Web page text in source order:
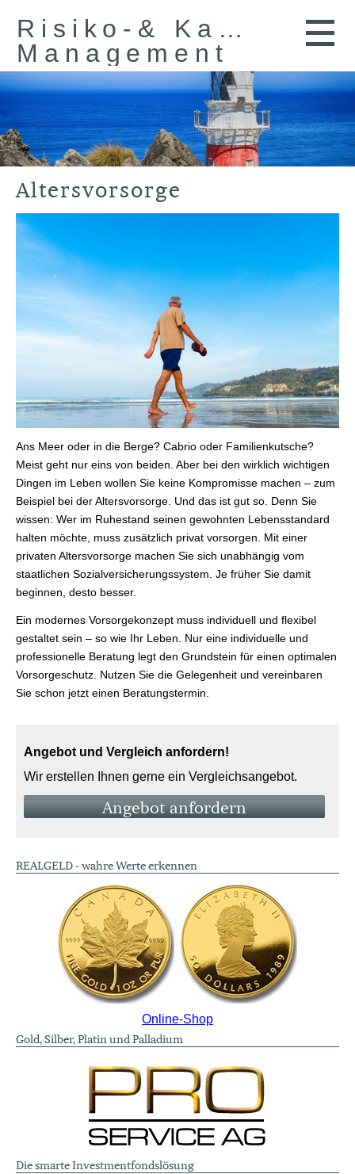
Risiko-& Kapital-
Management
Alters­vorsorge
Ans Meer oder in die Berge? Cabrio oder Familienkutsche?
Meist geht nur eins von beiden. Aber bei den wirklich wichtigen
Dingen im Leben wollen Sie keine Kompromisse machen – zum
Beispiel bei der Alters­vorsorge. Und das ist gut so. Denn Sie
wissen: Wer im Ruhestand seinen gewohnten Lebensstandard
halten möchte, muss zusätzlich privat vorsorgen. Mit einer
privaten Alters­vorsorge machen Sie sich unabhängig vom
staatlichen Sozialversicherungssystem. Je früher Sie damit
beginnen, desto besser.
Ein modernes Vorsorgekonzept muss individuell und flexibel
gestaltet sein – so wie Ihr Leben. Nur eine individuelle und
professionelle Beratung legt den Grundstein für einen optimalen
Vorsorgeschutz. Nutzen Sie die Gelegenheit und vereinbaren
Sie schon jetzt einen Beratungstermin.
Angebot und Vergleich anfordern!
Wir erstellen Ihnen gerne ein Vergleichsangebot.
An­ge­bot an­for­dern
REALGELD - wahre Werte erkennen
Online-Shop
Gold, Silber, Platin und Palladium
Die smarte Investmentfondslösung